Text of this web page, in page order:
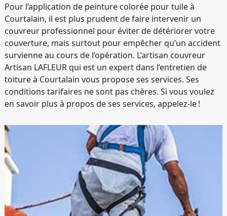
Pour l’application de peinture colorée pour tuile à
Courtalain, il est plus prudent de faire intervenir un
couvreur professionnel pour éviter de détériorer votre
couverture, mais surtout pour empêcher qu’un accident
survienne au cours de l’opération. L’artisan couvreur
Artisan LAFLEUR qui est un expert dans l’entretien de
toiture à Courtalain vous propose ses services. Ses
conditions tarifaires ne sont pas chères. Si vous voulez
en savoir plus à propos de ses services, appelez-le !